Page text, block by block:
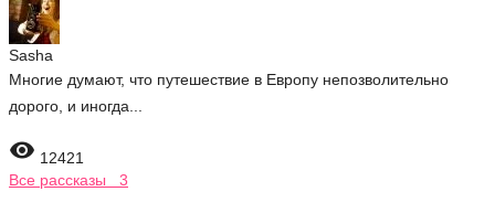
Sasha
Многие думают, что путешествие в Европу непозволительно
дорого, и иногда...
 12421
Все рассказы 3